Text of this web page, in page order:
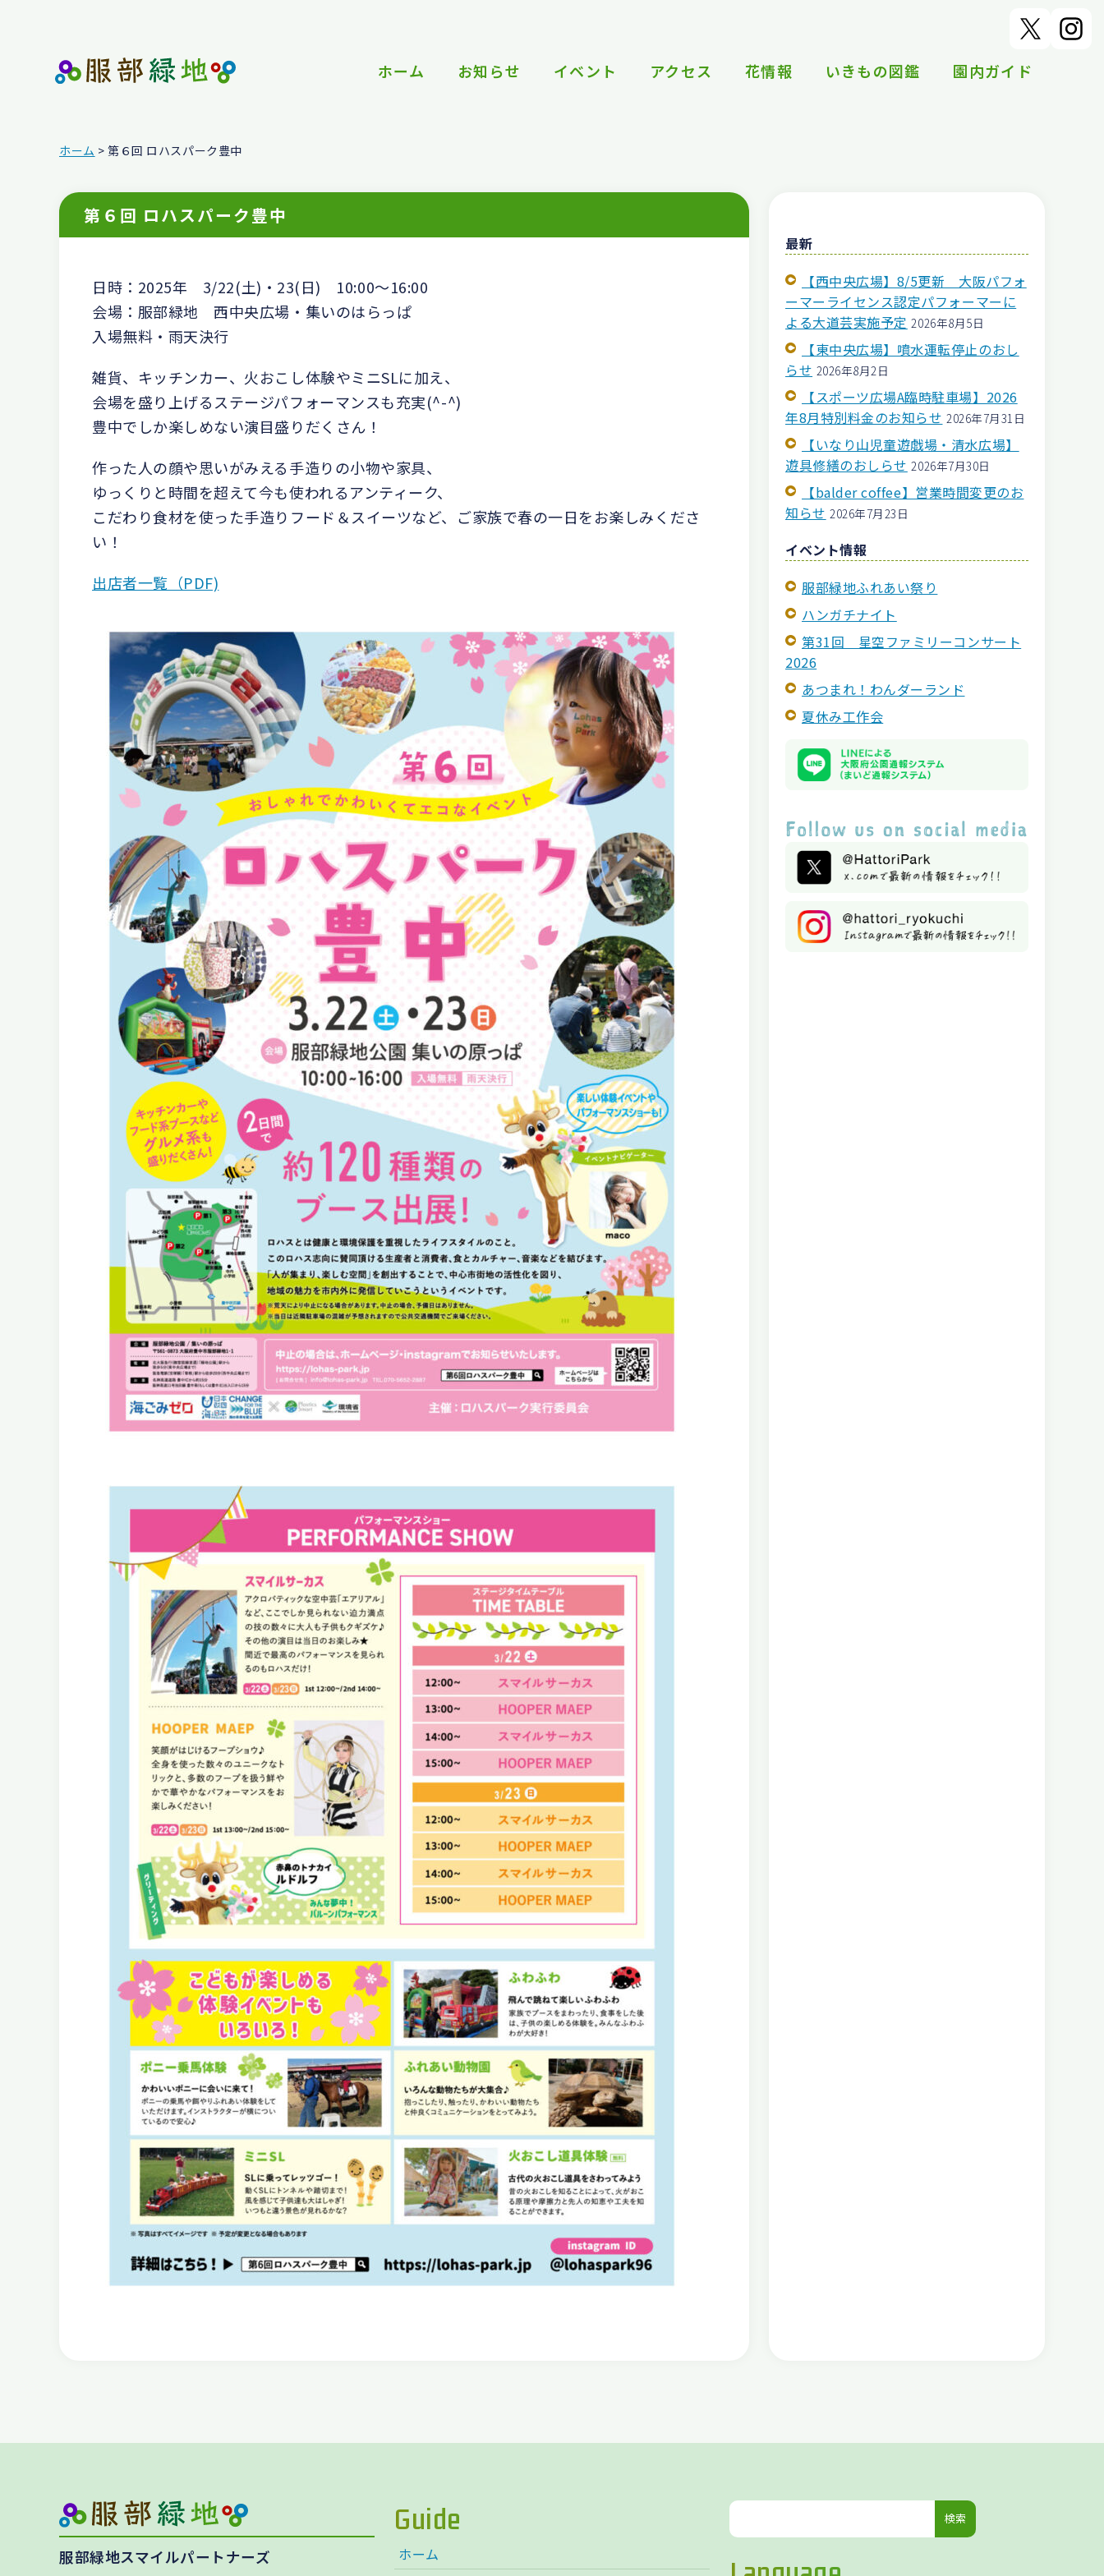
ホーム お知らせ イベント アクセス 花情報 いきもの図鑑 園内ガイド
ホーム > 第６回 ロハスパーク豊中
第６回 ロハスパーク豊中
日時：2025年 3/22(土)・23(日) 10:00～16:00
会場：服部緑地 西中央広場・集いのはらっぱ
入場無料・雨天決行
雑貨、キッチンカー、火おこし体験やミニSLに加え、
会場を盛り上げるステージパフォーマンスも充実(^-^)
豊中でしか楽しめない演目盛りだくさん！
作った人の顔や思いがみえる手造りの小物や家具、
ゆっくりと時間を超えて今も使われるアンティーク、
こだわり食材を使った手造りフード＆スイーツなど、ご家族で春の一日をお楽しみくださ
い！
出店者一覧（PDF)
最新
【西中央広場】8/5更新 大阪パフォ
ーマーライセンス認定パフォーマーに
よる大道芸実施予定 2026年8月5日
【東中央広場】噴水運転停止のおし
らせ 2026年8月2日
【スポーツ広場A臨時駐車場】2026
年8月特別料金のお知らせ 2026年7月31日
【いなり山児童遊戯場・清水広場】
遊具修繕のおしらせ 2026年7月30日
【balder coffee】営業時間変更のお
知らせ 2026年7月23日
イベント情報
服部緑地ふれあい祭り
ハンガチナイト
第31回 星空ファミリーコンサート
2026
あつまれ！わんダーランド
夏休み工作会
服部緑地スマイルパートナーズ
Guide
ホーム
検